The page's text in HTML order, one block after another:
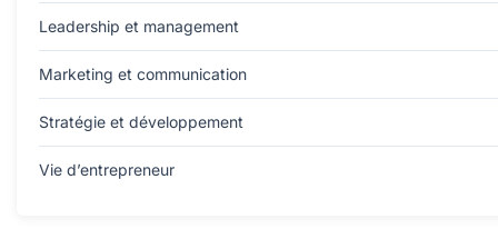
Leadership et management
Marketing et communication
Stratégie et développement
Vie d’entrepreneur